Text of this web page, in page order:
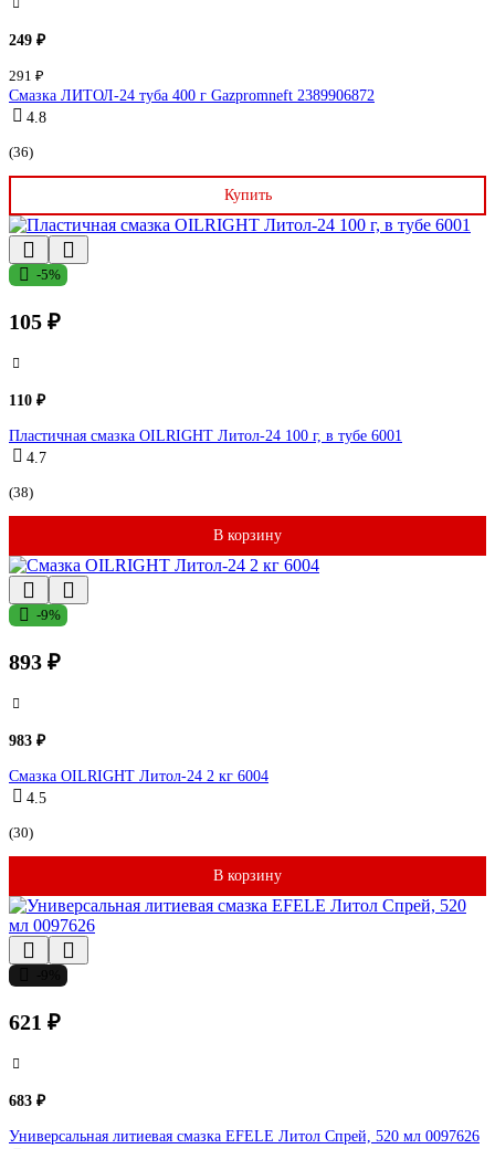
249 ₽
291 ₽
Смазка ЛИТОЛ-24 туба 400 г Gazpromneft 2389906872
4.8
(36)
Купить
-5%
105 ₽
110 ₽
Пластичная смазка OILRIGHT Литол-24 100 г, в тубе 6001
4.7
(38)
В корзину
-9%
893 ₽
983 ₽
Смазка OILRIGHT Литол-24 2 кг 6004
4.5
(30)
В корзину
621 ₽
683 ₽
Универсальная литиевая смазка EFELE Литол Спрей, 520 мл 0097626